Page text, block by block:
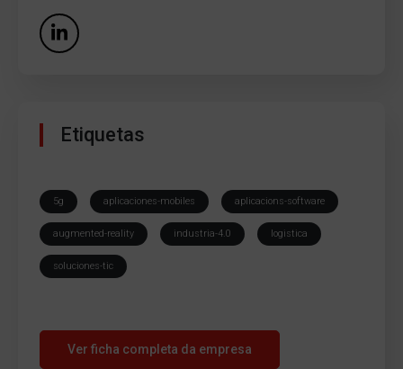
Etiquetas
5g aplicaciones-mobiles aplicacions-software
augmented-reality industria-4.0 logistica
soluciones-tic
Ver ficha completa da empresa